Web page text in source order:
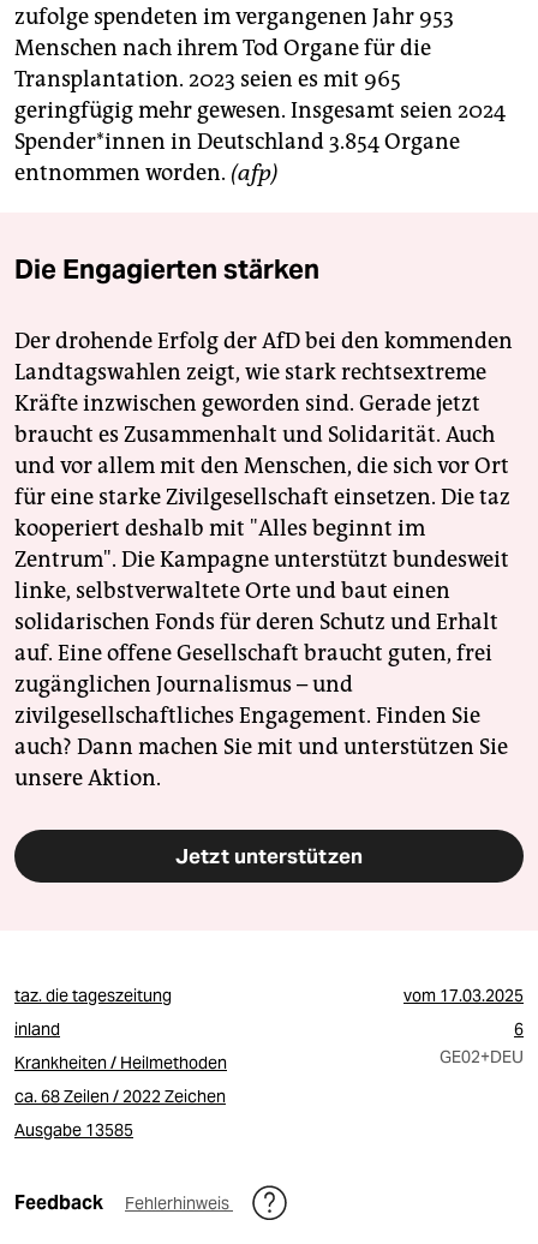
zufolge spendeten im vergangenen Jahr 953
Menschen nach ihrem Tod Organe für die
Transplantation. 2023 seien es mit 965
geringfügig mehr gewesen. Insgesamt seien 2024
Spen­de­r*in­nen in Deutschland 3.854 Organe
entnommen worden. (afp)
Die Engagierten stärken
Der drohende Erfolg der AfD bei den kommenden
Landtagswahlen zeigt, wie stark rechtsextreme
Kräfte inzwischen geworden sind. Gerade jetzt
braucht es Zusammenhalt und Solidarität. Auch
und vor allem mit den Menschen, die sich vor Ort
für eine starke Zivilgesellschaft einsetzen. Die taz
kooperiert deshalb mit "Alles beginnt im
Zentrum". Die Kampagne unterstützt bundesweit
linke, selbstverwaltete Orte und baut einen
solidarischen Fonds für deren Schutz und Erhalt
auf. Eine offene Gesellschaft braucht guten, frei
zugänglichen Journalismus – und
zivilgesellschaftliches Engagement. Finden Sie
auch? Dann machen Sie mit und unterstützen Sie
unsere Aktion.
Jetzt unterstützen
taz. die tageszeitung vom 17.03.2025
inland
6
Krankheiten / Heilmethoden
GE02+DEU
ca. 68 Zeilen / 2022 Zeichen
Ausgabe 13585
Feedback Fehlerhinweis